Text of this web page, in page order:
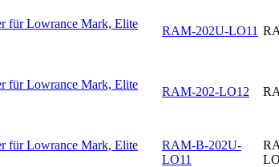
RAM-202U-LO11
RAM-202-LO12
RAM-B-202U-
LO11